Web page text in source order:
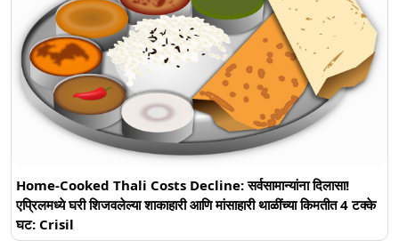
Home-Cooked Thali Costs Decline: सर्वसामान्यांना दिलासा!
एप्रिलमध्ये घरी शिजवलेल्या शाकाहारी आणि मांसाहारी थाळींच्या किमतीत 4 टक्के
घट: Crisil